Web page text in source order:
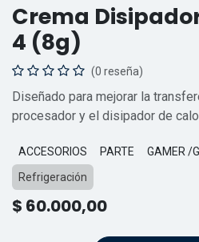
Crema
4 (8g)
(0 reseña)
Diseñado para mejorar la
procesador y el disipador de
ACCESORIOS PARTE GAMER /
Refrigeración
$ 60.000,00